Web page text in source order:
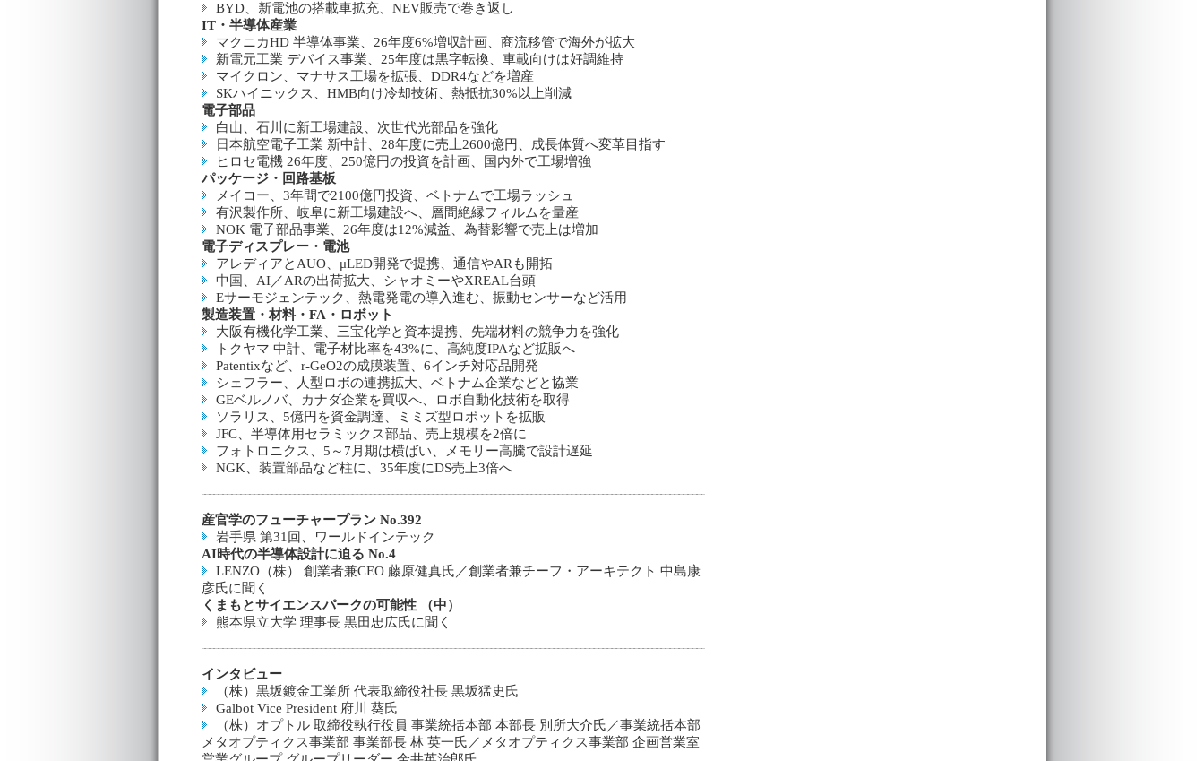
BYD、新電池の搭載車拡充、NEV販売で巻き返し
IT・半導体産業
マクニカHD 半導体事業、26年度6%増収計画、商流移管で海外が拡大
新電元工業 デバイス事業、25年度は黒字転換、車載向けは好調維持
マイクロン、マナサス工場を拡張、DDR4などを増産
SKハイニックス、HMB向け冷却技術、熱抵抗30%以上削減
電子部品
白山、石川に新工場建設、次世代光部品を強化
日本航空電子工業 新中計、28年度に売上2600億円、成長体質へ変革目指す
ヒロセ電機 26年度、250億円の投資を計画、国内外で工場増強
パッケージ・回路基板
メイコー、3年間で2100億円投資、ベトナムで工場ラッシュ
有沢製作所、岐阜に新工場建設へ、層間絶縁フィルムを量産
NOK 電子部品事業、26年度は12%減益、為替影響で売上は増加
電子ディスプレー・電池
アレディアとAUO、μLED開発で提携、通信やARも開拓
中国、AI／ARの出荷拡大、シャオミーやXREAL台頭
Eサーモジェンテック、熱電発電の導入進む、振動センサーなど活用
製造装置・材料・FA・ロボット
大阪有機化学工業、三宝化学と資本提携、先端材料の競争力を強化
トクヤマ 中計、電子材比率を43%に、高純度IPAなど拡販へ
Patentixなど、r-GeO2の成膜装置、6インチ対応品開発
シェフラー、人型ロボの連携拡大、ベトナム企業などと協業
GEベルノバ、カナダ企業を買収へ、ロボ自動化技術を取得
ソラリス、5億円を資金調達、ミミズ型ロボットを拡販
JFC、半導体用セラミックス部品、売上規模を2倍に
フォトロニクス、5～7月期は横ばい、メモリー高騰で設計遅延
NGK、装置部品など柱に、35年度にDS売上3倍へ
産官学のフューチャープラン No.392
岩手県 第31回、ワールドインテック
AI時代の半導体設計に迫る No.4
LENZO（株） 創業者兼CEO 藤原健真氏／創業者兼チーフ・アーキテクト 中島康
彦氏に聞く
くまもとサイエンスパークの可能性 （中）
熊本県立大学 理事長 黒田忠広氏に聞く
インタビュー
（株）黒坂鍍金工業所 代表取締役社長 黒坂猛史氏
Galbot Vice President 府川 葵氏
（株）オプトル 取締役執行役員 事業統括本部 本部長 別所大介氏／事業統括本部
メタオプティクス事業部 事業部長 林 英一氏／メタオプティクス事業部 企画営業室